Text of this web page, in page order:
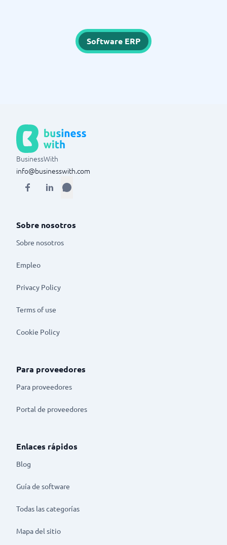
Software ERP
BusinessWith
info@businesswith.com
Sobre nosotros
Sobre nosotros
Empleo
Privacy Policy
Terms of use
Cookie Policy
Para proveedores
Para proveedores
Portal de proveedores
Enlaces rápidos
Blog
Guía de software
Todas las categorías
Mapa del sitio